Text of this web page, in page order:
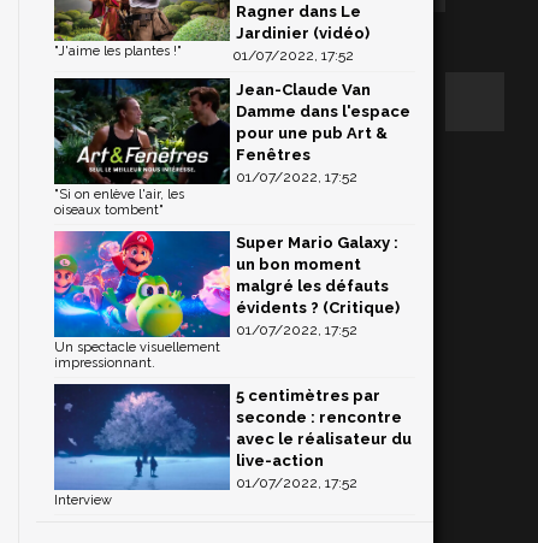
Ragner dans Le
Jardinier (vidéo)
01/07/2022, 17:52
"J'aime les plantes !"
Jean-Claude Van
Damme dans l'espace
pour une pub Art &
Fenêtres
01/07/2022, 17:52
"Si on enlève l'air, les
oiseaux tombent"
Super Mario Galaxy :
un bon moment
malgré les défauts
évidents ? (Critique)
01/07/2022, 17:52
Un spectacle visuellement
impressionnant.
5 centimètres par
seconde : rencontre
avec le réalisateur du
live-action
01/07/2022, 17:52
Interview